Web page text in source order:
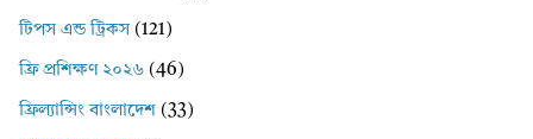
টিপস এন্ড ট্রিকস (121)
ফ্রি প্রশিক্ষণ ২০২৬ (46)
ফ্রিল্যান্সিং বাংলাদেশ (33)